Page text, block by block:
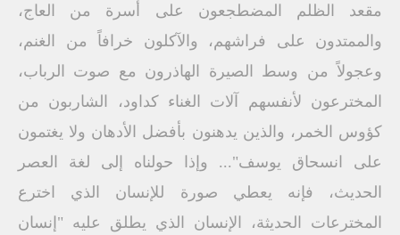
مقعد الظلم المضطجعون على أسرة من العاج،
والممتدون على فراشهم، والآكلون خرافاً من الغنم،
وعجولاً من وسط الصيرة الهاذرون مع صوت الرباب،
المخترعون لأنفسهم آلات الغناء كداود، الشاربون من
كؤوس الخمر، والذين يدهنون بأفضل الأدهان ولا يغتمون
على انسحاق يوسف"... وإذا حولناه إلى لغة العصر
الحديث، فإنه يعطي صورة للإنسان الذي اخترع
المخترعات الحديثة، الإنسان الذي يطلق عليه "إنسان